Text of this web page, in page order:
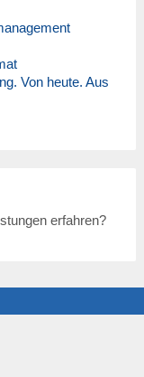
Von heute. Aus
erfahren?